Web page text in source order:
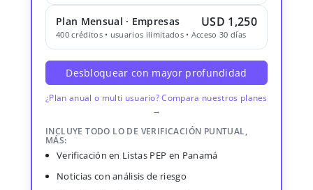
Plan Mensual · Empresas USD 1,250
400 créditos • usuarios ilimitados • Acceso 30 días
Desbloquear con mayor profundidad
¿Plan anual o multi usuario? Compara nuestros planes
→
INCLUYE TODO LO DE VERIFICACIÓN PUNTUAL,
MÁS:
Verificación en Listas PEP en Panamá
Noticias con análisis de riesgo